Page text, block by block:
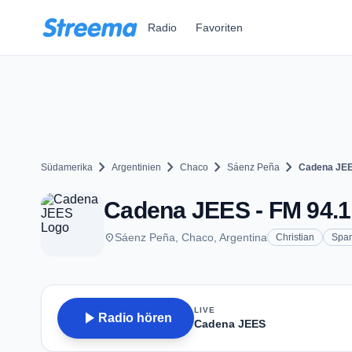
Radio Favoriten
Südamerika chevron_right Argentinien chevron_right Chaco chevron_right Sáenz Peña chevron_right Cadena
Cadena JEES - FM
placeSáenz Peña, Chaco, Argentina Christian
play_arrow Radio hören
LIVE
Cadena JEES